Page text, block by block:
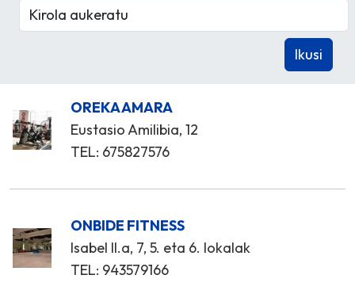
OREKA AMARA
Eustasio Amilibia, 12
TEL: 675827576
ONBIDE FITNESS
Isabel II.a, 7, 5. eta 6. lokalak
TEL: 943579166